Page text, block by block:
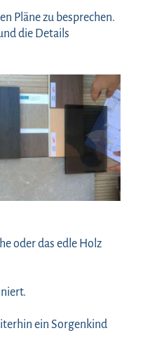
Pläne zu besprechen.
die Details
oder das edle Holz
ein Sorgenkind